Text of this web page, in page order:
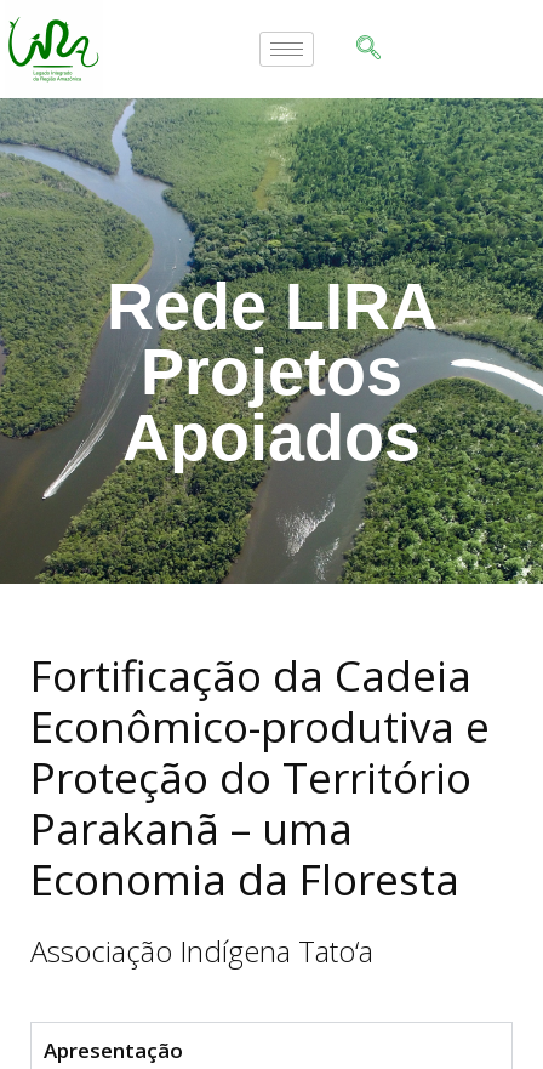
Rede LIRA
Projetos
Apoiados
Fortificação da Cadeia
Econômico-produtiva e
Proteção do Território
Parakanã – uma
Economia da Floresta
Associação Indígena Tato‘a
Apresentação